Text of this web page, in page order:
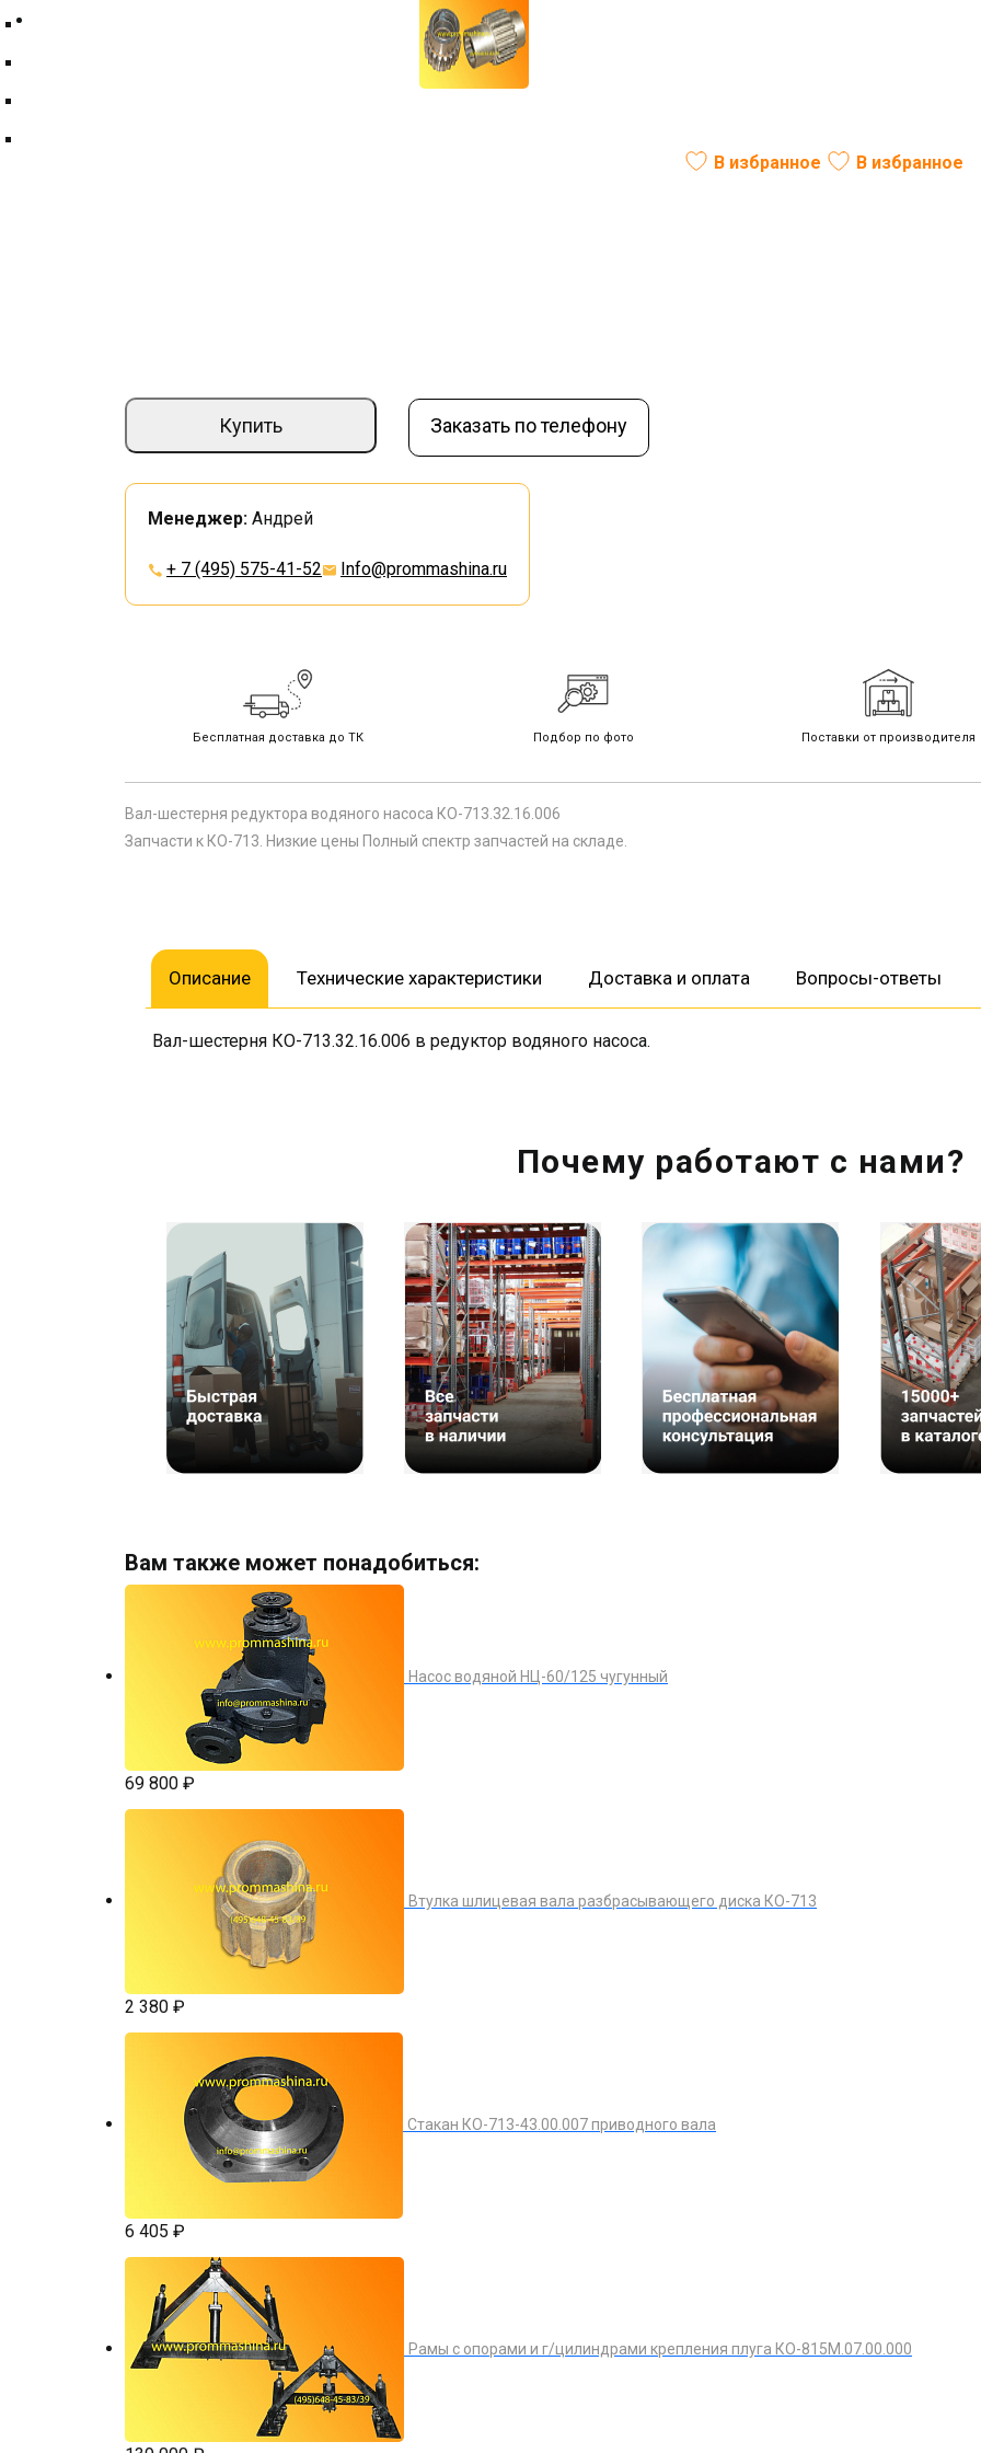
Вал-шестерня редуктора водяного насоса КО-713.32.16.006 В избранное В избранное
Купить Заказать по телефону
Менеджер: Андрей
+ 7 (495) 575-41-52 Info@prommashina.ru
Бесплатная доставка до ТК Подбор по фото Поставки от производителя
Вал-шестерня редуктора водяного насоса КО-713.32.16.006
Запчасти к КО-713. Низкие цены Полный спектр запчастей на складе.
Описание Технические характеристики Доставка и оплата Вопросы-ответы
Вал-шестерня КО-713.32.16.006 в редуктор водяного насоса.
Почему работают с нами?
Вам также может понадобиться:
Насос водяной НЦ-60/125 чугунный
69 800 ₽
Втулка шлицевая вала разбрасывающего диска КО-713
2 380 ₽
Стакан КО-713-43.00.007 приводного вала
6 405 ₽
Рамы с опорами и г/цилиндрами крепления плуга КО-815М.07.00.000